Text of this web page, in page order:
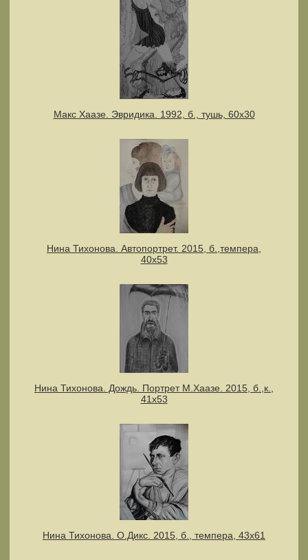
Макс Хаазе. Эвридика. 1992, б., тушь, 60х30
Нина Тихонова. Автопортрет. 2015, б.,темпера,
40х53
Нина Тихонова. Дождь. Портрет М.Хаазе. 2015, б.,к.,
41х53
Нина Тихонова. О.Дикс. 2015, б., темпера, 43х61